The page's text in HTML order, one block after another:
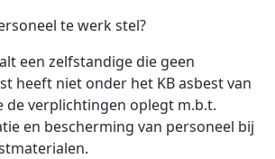
te werk stel?
een zelfstandige die geen
heeft niet onder het KB asbest van
de verplichtingen oplegt m.b.t.
en bescherming van personeel bij